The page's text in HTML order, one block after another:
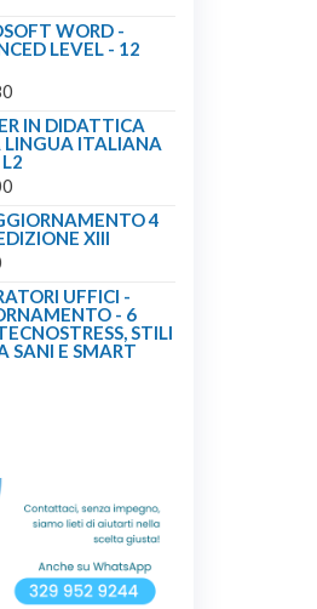
WORD -
LEVEL - 12
IN DIDATTICA
LINGUA ITALIANA
4
XIII
UFFICI -
- 6
STILI
SANI E SMART